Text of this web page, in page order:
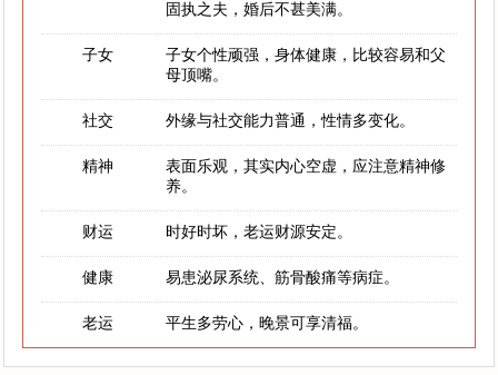
固执之夫，婚后不甚美满。
子女
子女个性顽强，身体健康，比较容易和父
母顶嘴。
社交 外缘与社交能力普通，性情多变化。
精神
表面乐观，其实内心空虚，应注意精神修
养。
财运 时好时坏，老运财源安定。
健康 易患泌尿系统、筋骨酸痛等病症。
老运 平生多劳心，晚景可享清福。